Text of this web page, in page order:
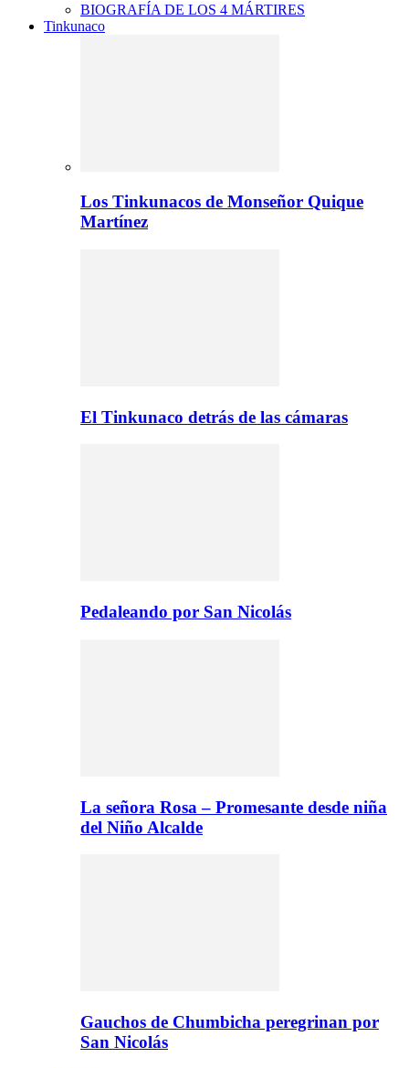
BIOGRAFÍA DE LOS 4 MÁRTIRES
Tinkunaco
Los Tinkunacos de Monseñor Quique
Martínez
El Tinkunaco detrás de las cámaras
Pedaleando por San Nicolás
La señora Rosa – Promesante desde niña
del Niño Alcalde
Gauchos de Chumbicha peregrinan por
San Nicolás